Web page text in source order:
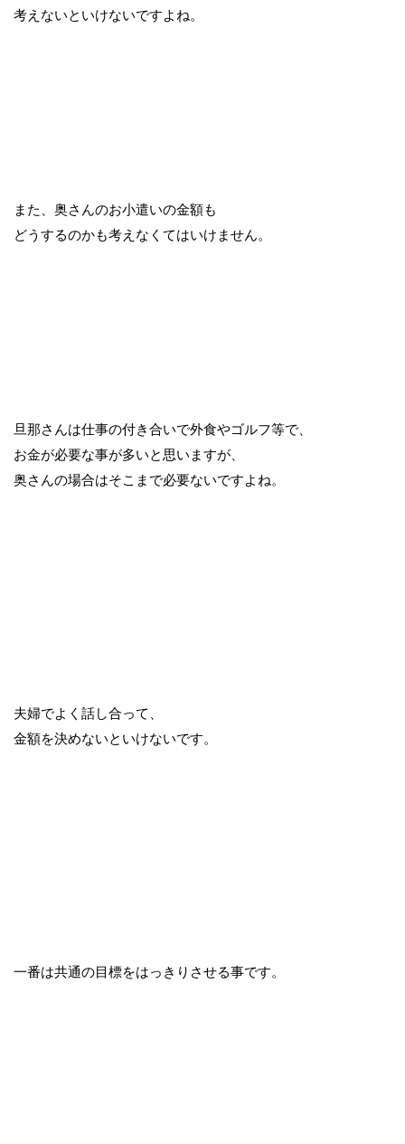
考えないといけないですよね。
また、奥さんのお小遣いの金額も
どうするのかも考えなくてはいけません。
旦那さんは仕事の付き合いで外食やゴルフ等で、
お金が必要な事が多いと思いますが、
奥さんの場合はそこまで必要ないですよね。
夫婦でよく話し合って、
金額を決めないといけないです。
一番は共通の目標をはっきりさせる事です。